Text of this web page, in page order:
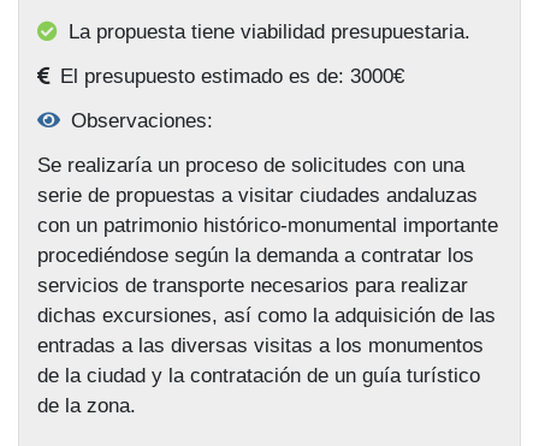
La propuesta tiene viabilidad presupuestaria.
El presupuesto estimado es de: 3000€
Observaciones:
Se realizaría un proceso de solicitudes con una
serie de propuestas a visitar ciudades andaluzas
con un patrimonio histórico-monumental importante
procediéndose según la demanda a contratar los
servicios de transporte necesarios para realizar
dichas excursiones, así como la adquisición de las
entradas a las diversas visitas a los monumentos
de la ciudad y la contratación de un guía turístico
de la zona.